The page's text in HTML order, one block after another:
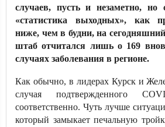
случаев, пусть и незаметно, но
«статистика выходных», как
ниже, чем в будни, на
штаб отчитался лишь о 169
случаях заболевания в регионе.
Как обычно, в лидерах Курск и
случая подтвержденного
соответственно. Чуть лучше
который замыкает печальную